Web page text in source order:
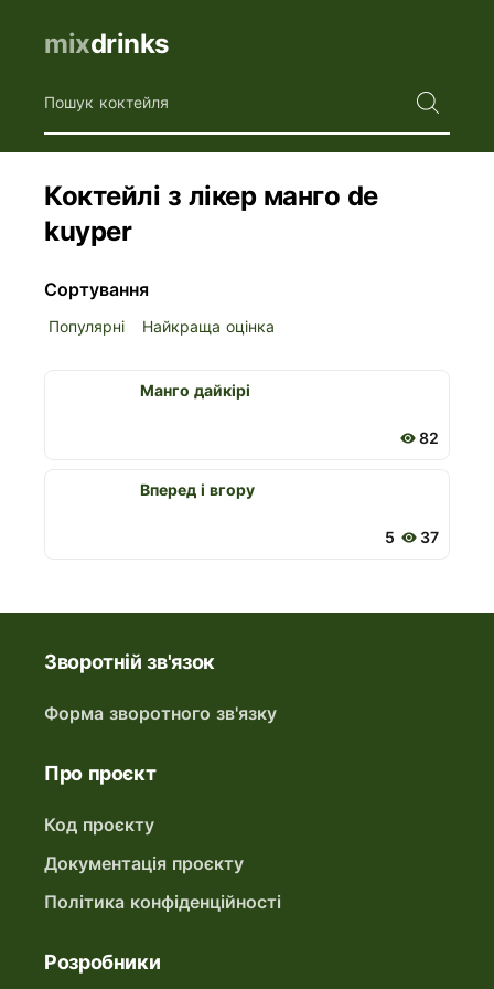
mixdrinks
Пошук коктейля
Коктейлі з лікер манго de
kuyper
Сортування
Популярні Найкраща оцінка
82
Манго дайкірі
5 37
Вперед і вгору
Зворотній зв'язок
Форма зворотного зв'язку
Про проєкт
Код проєкту
Документація проєкту
Політика конфіденційності
Розробники